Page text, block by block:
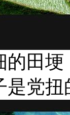
的田
是党